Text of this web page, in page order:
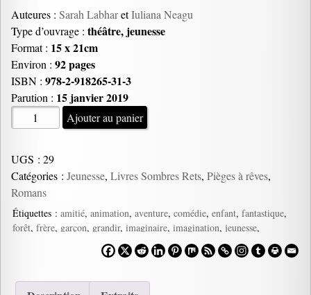
Auteures : Sarah LabharetIuliana Neagu
Type d’ouvrage : théâtre, jeunesse
Format : 15 x 21cm
Environ : 92 pages
ISBN : 978-2-918265-31-3
Parution : 15 janvier 2019
quantité
de
grandit,
Sarah
Labhar
et
Iuliana
Ajouter au panier
UGS : 29
Catégories : Jeunesse, Livres Sombres Rets, Pièges à rêves,
Romans
Étiquettes : amitié, animation, aventure, comédie, enfant, fantastique,
forêt, frère, garçon, grandir, imaginaire, imagination, jeunesse,
piano,pièce ,rêve,soeur spectacle,théâtre ,